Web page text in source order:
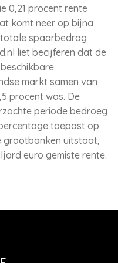
0,21 procent rente
komt neer op bijna
totale spaarbedrag
liet becijferen dat de
markt samen van
procent was. De
periode bedroeg
toepast op
grootbanken uitstaat,
euro gemiste rente.